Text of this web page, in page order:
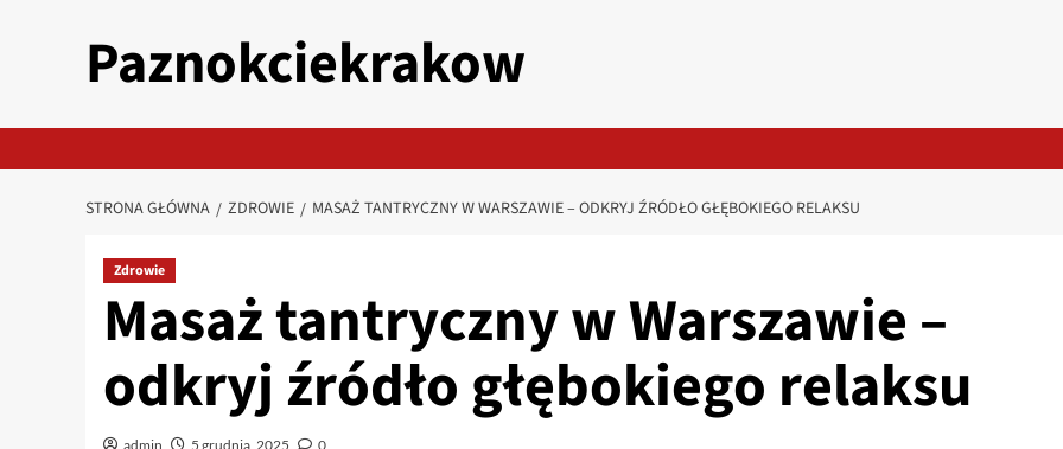
Paznokciekrakow
STRONA GŁÓWNA ZDROWIE MASAŻ TANTRYCZNY W WARSZAWIE – ODKRYJ ŹRÓDŁO GŁĘBOKIEGO RELAKSU
Zdrowie
Masaż tantryczny w Warszawie –
odkryj źródło głębokiego relaksu
admin 5 grudnia, 2025 0